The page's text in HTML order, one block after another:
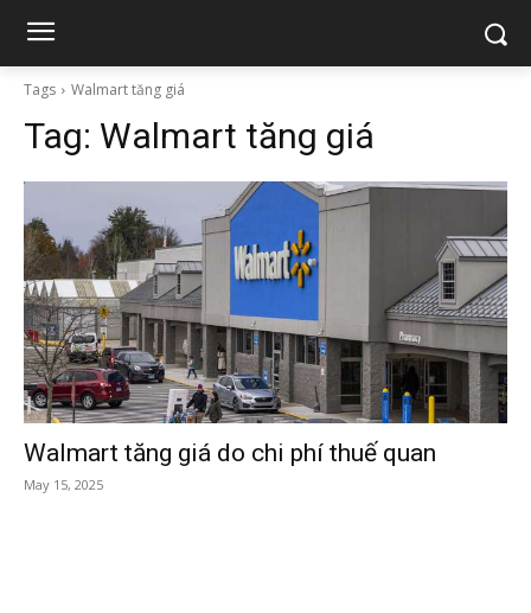
Tags Walmart tăng giá
Tag: Walmart tăng giá
Walmart tăng giá do chi phí thuế quan
May 15, 2025